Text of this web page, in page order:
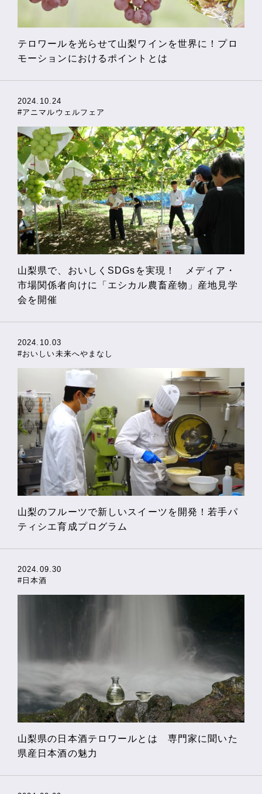
テロワールを光らせて山梨ワインを世界に！プロ
モーションにおけるポイントとは
2024.10.24
#アニマルウェルフェア
山梨県で、おいしくSDGsを実現！ メディア・
市場関係者向けに「エシカル農畜産物」産地見学
会を開催
2024.10.03
#おいしい未来へやまなし
山梨のフルーツで新しいスイーツを開発！若手パ
ティシエ育成プログラム
2024.09.30
#日本酒
山梨県の日本酒テロワールとは 専門家に聞いた
県産日本酒の魅力